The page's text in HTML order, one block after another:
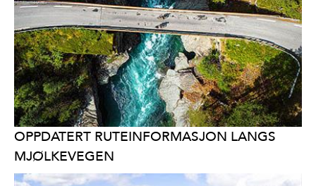
OPPDATERT RUTEINFORMASJON LANGS
MJØLKEVEGEN